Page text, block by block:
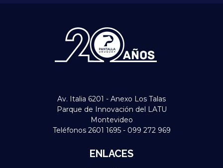
Av. Italia 6201 - Anexo Los Talas
Parque de Innovación del LATU
Montevideo
Teléfonos 2601 1695 - 099 272 969
ENLACES